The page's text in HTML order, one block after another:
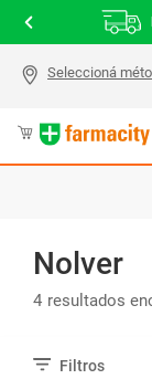
Nolver
4